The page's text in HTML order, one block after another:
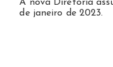
A nova Diretoria
de janeiro de 2023.